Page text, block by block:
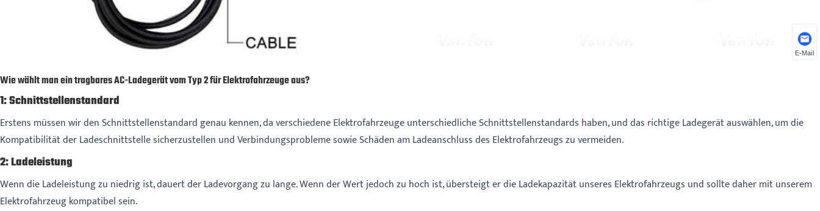
Wie wählt man ein tragbares AC-Ladegerät vom Typ 2 für Elektrofahrzeuge aus?
1: Schnittstellenstandard
Erstens müssen wir den Schnittstellenstandard genau kennen, da verschiedene Elektrofahrzeuge unterschiedliche Schnittstellenstandards haben, und das richtige Ladegerät auswählen, um die
Kompatibilität der Ladeschnittstelle sicherzustellen und Verbindungsprobleme sowie Schäden am Ladeanschluss des Elektrofahrzeugs zu vermeiden.
2: Ladeleistung
Wenn die Ladeleistung zu niedrig ist, dauert der Ladevorgang zu lange. Wenn der Wert jedoch zu hoch ist, übersteigt er die Ladekapazität unseres Elektrofahrzeugs und sollte daher mit unserem
Elektrofahrzeug kompatibel sein.
E-Mail